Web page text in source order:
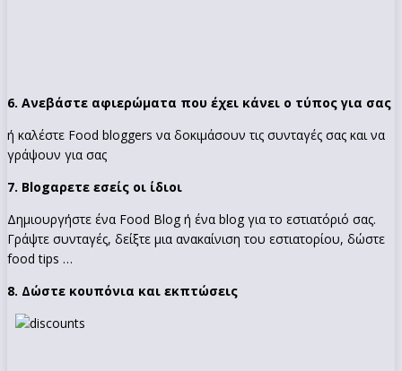
6. Ανεβάστε αφιερώματα που έχει κάνει ο τύπος για σας
ή καλέστε Food bloggers να δοκιμάσουν τις συνταγές σας και να
γράψουν για σας
7. Blogαρετε εσείς οι ίδιοι
Δημιουργήστε ένα Food Blog ή ένα blog για το εστιατόριό σας.
Γράψτε συνταγές, δείξτε μια ανακαίνιση του εστιατορίου, δώστε
food tips …
8. Δώστε κουπόνια και εκπτώσεις